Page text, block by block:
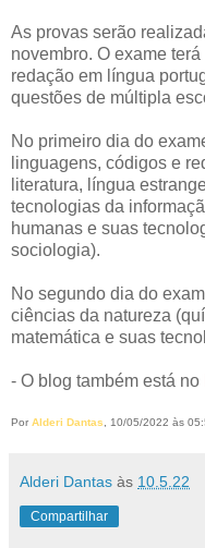
As provas serão
novembro. O exame
redação em língua
questões de múltipla
No primeiro dia do
linguagens, códigos e
literatura, língua
tecnologias da
humanas e suas
sociologia).
No segundo dia do
ciências da natureza
matemática e suas
- O blog também está no
Por Alderi Dantas, 10/05/2022 às
Alderi Dantas às 10.5.22
Compartilhar